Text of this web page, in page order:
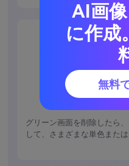
複数の背
グリーン画面を削除したら
して、さまざまな単色また
AI画
に作成
無料